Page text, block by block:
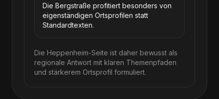
Die Bergstraße profitiert besonders von
eigenständigen Ortsprofilen statt
Standardtexten.
Die Heppenheim-Seite ist daher bewusst als
regionale Antwort mit klaren Themenpfaden
und stärkerem Ortsprofil formuliert.